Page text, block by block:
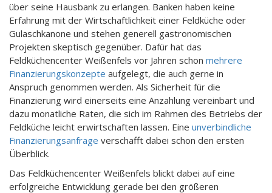
über seine Hausbank zu erlangen. Banken haben keine
Erfahrung mit der Wirtschaftlichkeit einer Feldküche oder
Gulaschkanone und stehen generell gastronomischen
Projekten skeptisch gegenüber. Dafür hat das
Feldküchencenter Weißenfels vor Jahren schon mehrere
Finanzierungskonzepte aufgelegt, die auch gerne in
Anspruch genommen werden. Als Sicherheit für die
Finanzierung wird einerseits eine Anzahlung vereinbart und
dazu monatliche Raten, die sich im Rahmen des Betriebs der
Feldküche leicht erwirtschaften lassen. Eine unverbindliche
Finanzierungsanfrage verschafft dabei schon den ersten
Überblick.
Das Feldküchencenter Weißenfels blickt dabei auf eine
erfolgreiche Entwicklung gerade bei den größeren